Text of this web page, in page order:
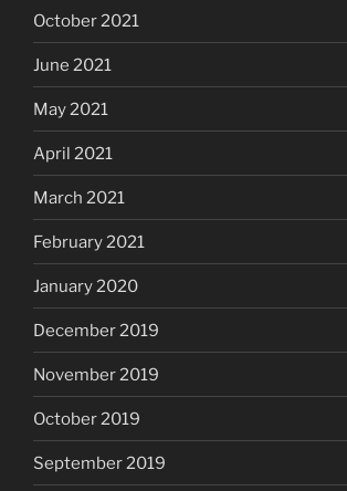
October 2021
June 2021
May 2021
April 2021
March 2021
February 2021
January 2020
December 2019
November 2019
October 2019
September 2019